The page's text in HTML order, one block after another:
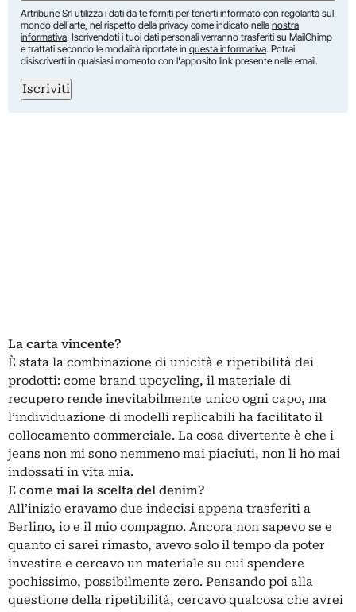
Artribune Srl utilizza i dati da te forniti per tenerti informato con regolarità sul
mondo dell'arte, nel rispetto della privacy come indicato nella nostra
informativa. Iscrivendoti i tuoi dati personali verranno trasferiti su MailChimp
e trattati secondo le modalità riportate in questa informativa. Potrai
disiscriverti in qualsiasi momento con l'apposito link presente nelle email.
Iscriviti
La carta vincente?
È stata la combinazione di unicità e ripetibilità dei
prodotti: come brand upcycling, il materiale di
recupero rende inevitabilmente unico ogni capo, ma
l’individuazione di modelli replicabili ha facilitato il
collocamento commerciale. La cosa divertente è che i
jeans non mi sono nemmeno mai piaciuti, non li ho mai
indossati in vita mia.
E come mai la scelta del denim?
All’inizio eravamo due indecisi appena trasferiti a
Berlino, io e il mio compagno. Ancora non sapevo se e
quanto ci sarei rimasto, avevo solo il tempo da poter
investire e cercavo un materiale su cui spendere
pochissimo, possibilmente zero. Pensando poi alla
questione della ripetibilità, cercavo qualcosa che avrei